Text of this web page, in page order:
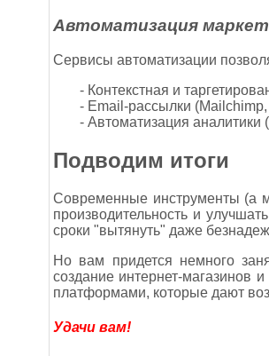
Автоматизация
Сервисы автоматизации
- Контекстная и
- Email-рассылки
- Автоматизация аналитики
Подводим итоги
Современные инструменты (а
производительность и
сроки "вытянуть" даже
Но вам придется немного
создание интернет-магазинов
платформами, которые дают
Удачи вам!